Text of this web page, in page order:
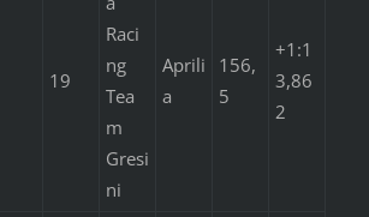
19
Raci
ng
Tea
m
Gresi
ni
Aprili
a
156,
5
+1:1
3,86
2